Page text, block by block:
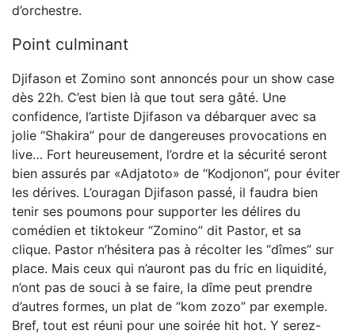
d’orchestre.
Point culminant
Djifason et Zomino sont annoncés pour un show case
dès 22h. C’est bien là que tout sera gâté. Une
confidence, l’artiste Djifason va débarquer avec sa
jolie “Shakira” pour de dangereuses provocations en
live… Fort heureusement, l’ordre et la sécurité seront
bien assurés par «Adjatoto» de “Kodjonon”, pour éviter
les dérives. L’ouragan Djifason passé, il faudra bien
tenir ses poumons pour supporter les délires du
comédien et tiktokeur “Zomino” dit Pastor, et sa
clique. Pastor n’hésitera pas à récolter les “dîmes” sur
place. Mais ceux qui n’auront pas du fric en liquidité,
n’ont pas de souci à se faire, la dîme peut prendre
d’autres formes, un plat de “kom zozo” par exemple.
Bref, tout est réuni pour une soirée hit hot. Y serez-